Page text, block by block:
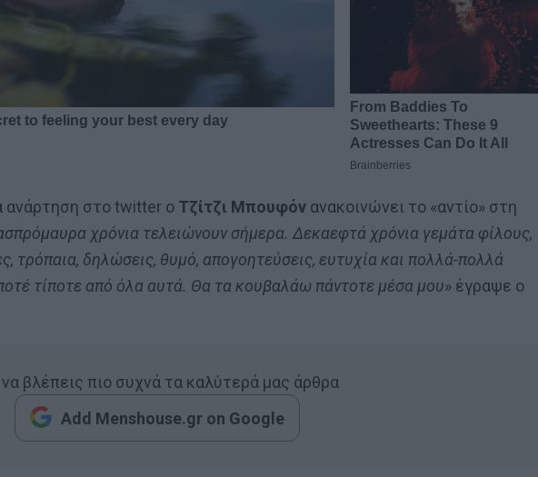
ανάρτηση στο twitter ο Τζίτζι Μπουφόν ανακοινώνει το «αντίο» στη
χρόνια τελειώνουν σήμερα. Δεκαεφτά χρόνια γεμάτα φίλους,
τρόπαια, δηλώσεις, θυμό, απογοητεύσεις, ευτυχία και πολλά-πολλά
τίποτε από όλα αυτά. Θα τα κουβαλάω πάντοτε μέσα μου» έγραψε ο
να βλέπεις πιο συχνά τα καλύτερά μας άρθρα
Add Menshouse.gr on Google